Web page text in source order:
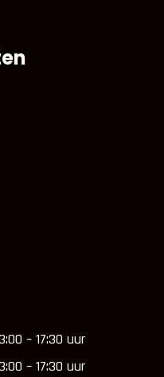
– 17:30 uur
– 17:30 uur